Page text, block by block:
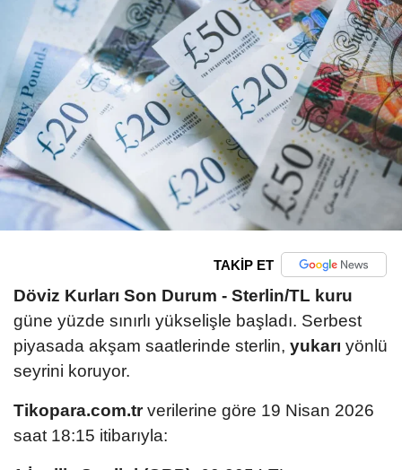
TAKİP ET
Döviz Kurları Son Durum - Sterlin/TL kuru
güne yüzde sınırlı yükselişle başladı. Serbest
piyasada akşam saatlerinde sterlin, yukarı yönlü
seyrini koruyor.
Tikopara.com.trverilerine göre 19 Nisan 2026
saat 18:15 itibarıyla: